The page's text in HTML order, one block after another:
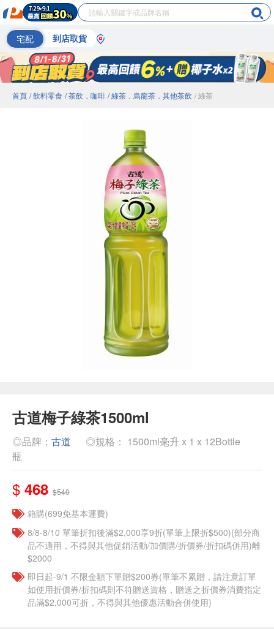
宅配 到店取貨
首頁 / 飲料零食 / 茶飲．咖啡 / 綠茶．烏龍茶．其他茶飲 / 綠茶
古道梅子綠茶1500ml
◎品牌： 古道
◎規格： 1500ml毫升 x 1 x 12Bottle
瓶
$ 468 $540
箱購(699免基本運費)
8/8-8/10 單筆折扣後滿$2,000享9折(單筆上限折$500)(部分商
品不適用，不得與其他促銷活動/加價購/折價券/折扣碼併用)離
$2000
即日起-9/1 不限金額下單贈$200券(單筆不累贈，請注意訂單
如使用折價券/折扣碼則不符贈送資格，贈送之折價券消費指定
品滿$2,000可折，不得與其他優惠活動合併使用)